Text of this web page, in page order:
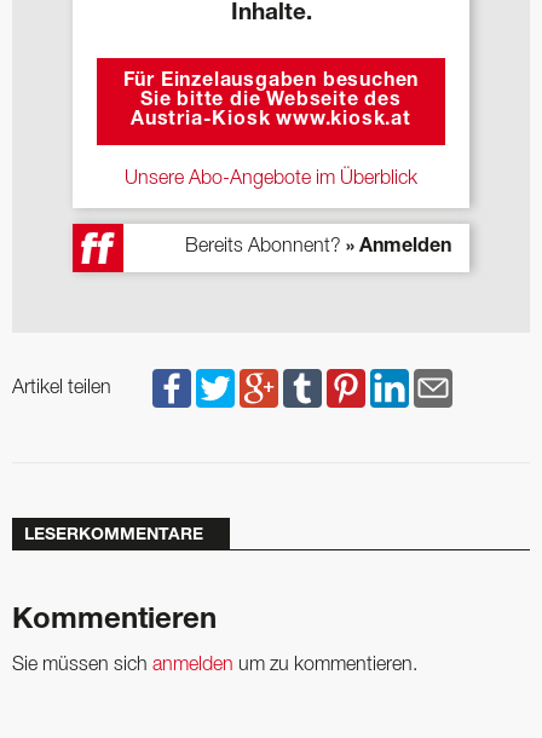
Inhalte.
Für Einzelausgaben besuchen
Sie bitte die Webseite des
Austria-Kiosk www.kiosk.at
Unsere Abo-Angebote im Überblick
Bereits Abonnent? » Anmelden
Artikel teilen
LESERKOMMENTARE
Kommentieren
Sie müssen sich anmelden um zu kommentieren.